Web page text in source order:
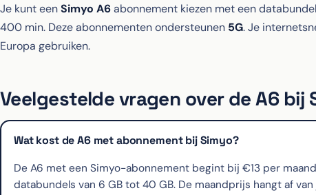
Je kunt eenSimyo A6abonnement kiezen met een
400 min. Deze abonnementen ondersteunen 5G. Je
Europa gebruiken.
Veelgestelde vragen over de A6 bij
Wat kost de A6 met abonnement bij Simyo?
De A6 met een Simyo-abonnement begint bij €13 per
databundels van 6 GB tot 40 GB. De maandprijs hangt af